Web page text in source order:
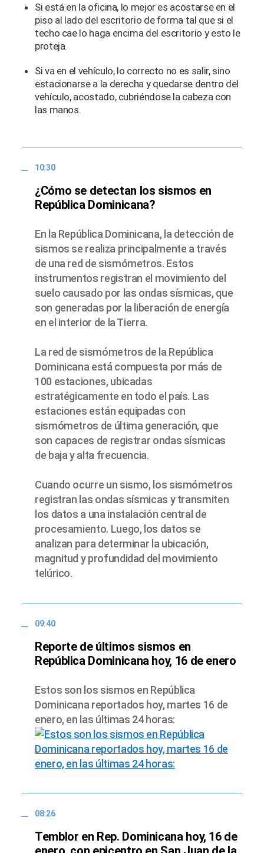
Si está en la oficina, lo mejor es acostarse en el
piso al lado del escritorio de forma tal que si el
techo cae lo haga encima del escritorio y esto le
proteja.
Si va en el vehículo, lo correcto no es salir, sino
estacionarse a la derecha y quedarse dentro del
vehículo, acostado, cubriéndose la cabeza con
las manos.
10:30
¿Cómo se detectan los sismos en
República Dominicana?
En la República Dominicana, la detección de
sismos se realiza principalmente a través
de una red de sismómetros. Estos
instrumentos registran el movimiento del
suelo causado por las ondas sísmicas, que
son generadas por la liberación de energía
en el interior de la Tierra.
La red de sismómetros de la República
Dominicana está compuesta por más de
100 estaciones, ubicadas
estratégicamente en todo el país. Las
estaciones están equipadas con
sismómetros de última generación, que
son capaces de registrar ondas sísmicas
de baja y alta frecuencia.
Cuando ocurre un sismo, los sismómetros
registran las ondas sísmicas y transmiten
los datos a una instalación central de
procesamiento. Luego, los datos se
analizan para determinar la ubicación,
magnitud y profundidad del movimiento
telúrico.
09:40
Reporte de últimos sismos en
República Dominicana hoy, 16 de enero
Estos son los sismos en República
Dominicana reportados hoy, martes 16 de
enero, en las últimas 24 horas:
08:26
Temblor en Rep. Dominicana hoy, 16 de